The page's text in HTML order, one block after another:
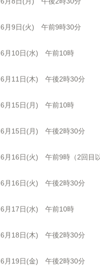
6月9日(火) 午前9時30分
6月10日(水) 午前10時
6月11日(木) 午後2時30分
6月15日(月) 午前10時
6月15日(月) 午後2時30分
6月16日(火) 午前9時（2回目
6月16日(火) 午後2時30分
6月17日(水) 午前10時
6月18日(木) 午後2時30分
6月19日(金) 午後2時30分